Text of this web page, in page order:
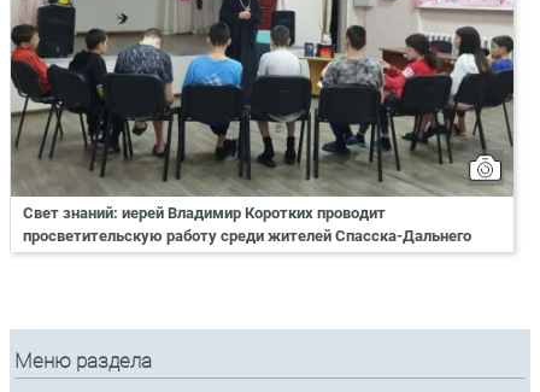
Свет знаний: иерей Владимир Коротких проводит
просветительскую работу среди жителей Спасска-Дальнего
Меню раздела